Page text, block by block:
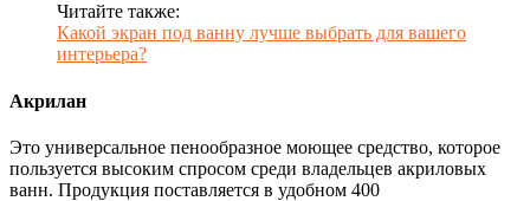
Читайте также:
Какой экран под ванну лучше выбрать для вашего
интерьера?
Акрилан
Это универсальное пенообразное моющее средство, которое
пользуется высоким спросом среди владельцев акриловых
ванн. Продукция поставляется в удобном 400